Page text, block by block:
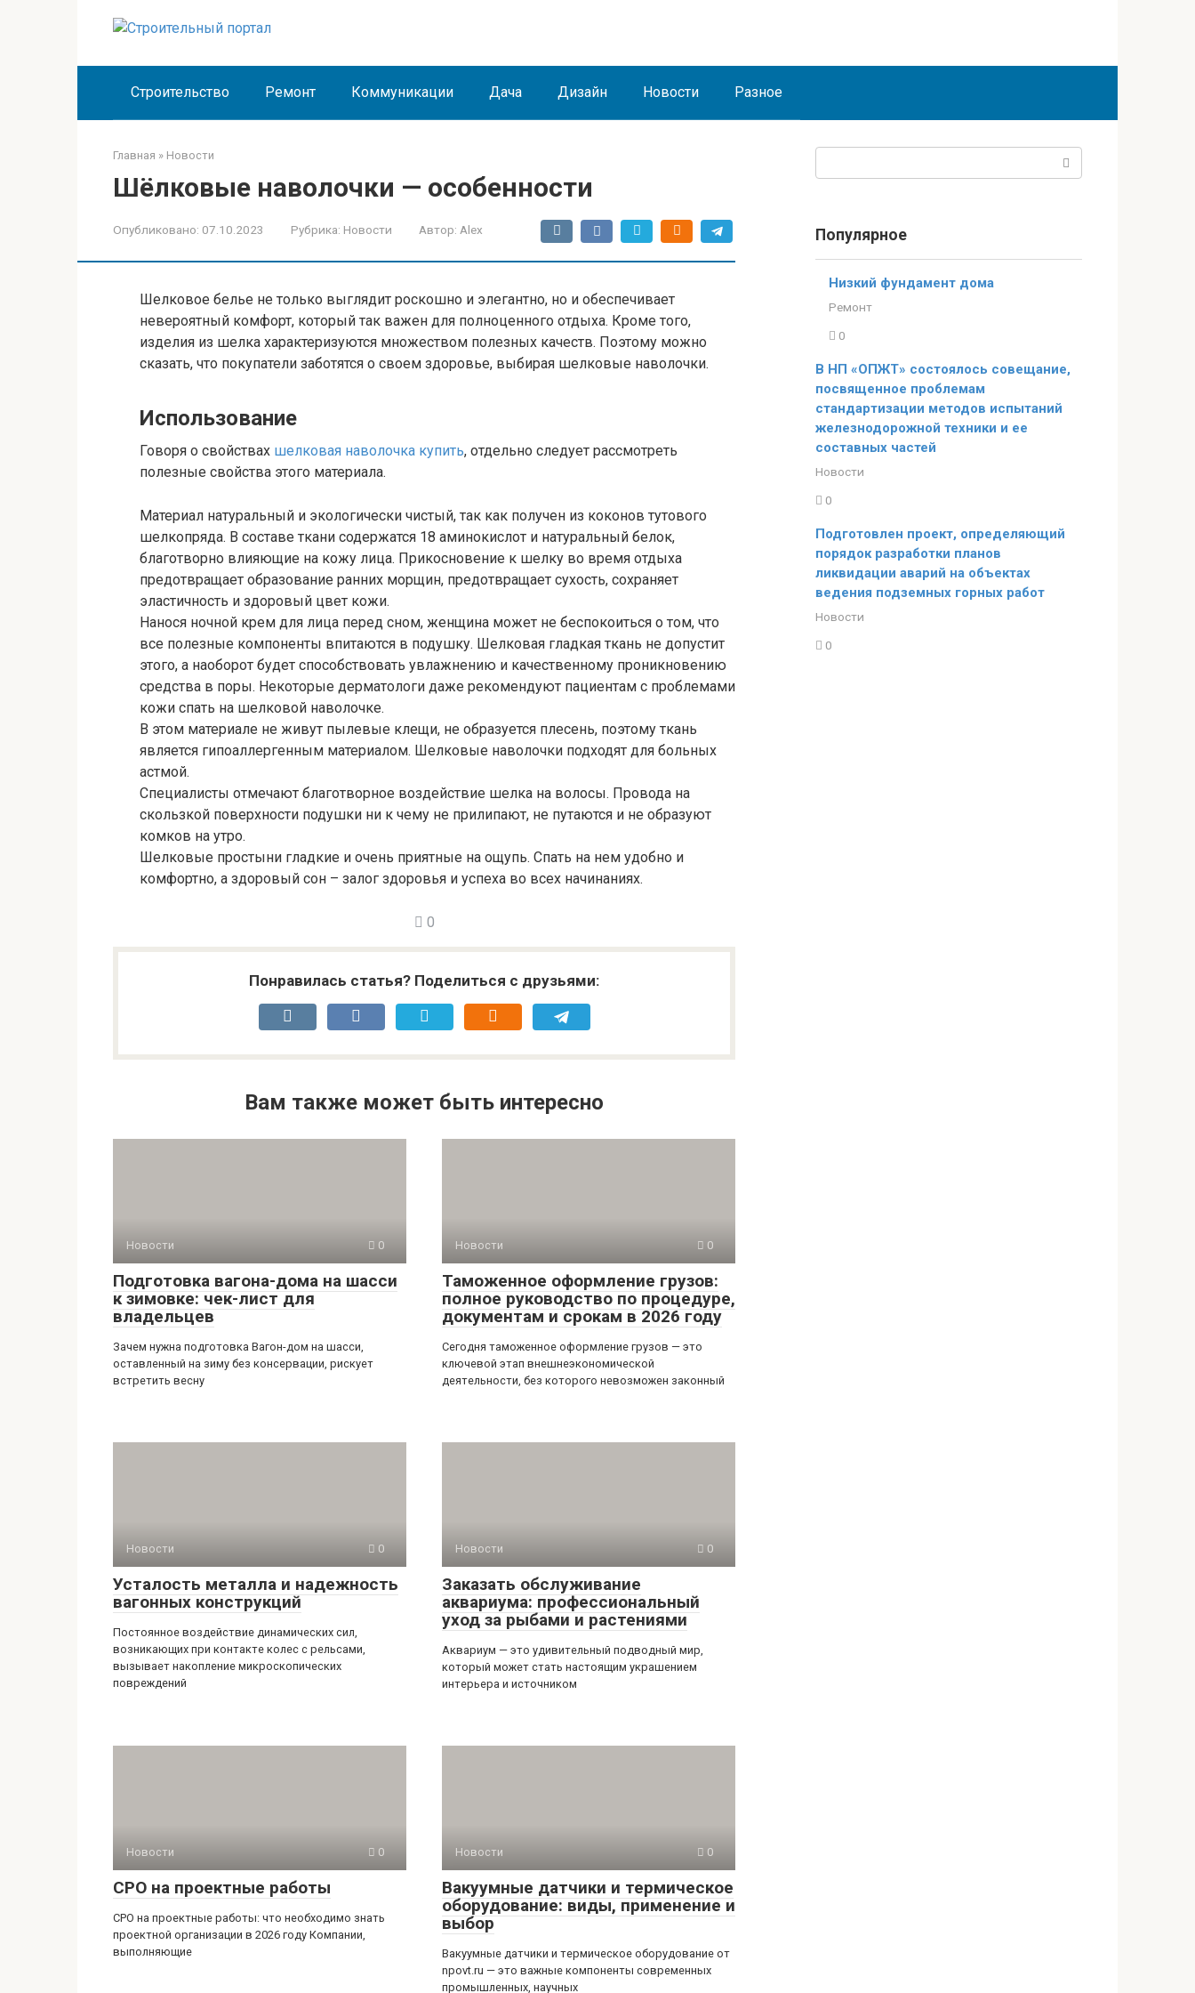
Строительство Ремонт Коммуникации Дача Дизайн Новости Разное
Главная » Новости
Шёлковые наволочки — особенности
Опубликовано: 07.10.2023 Рубрика: Новости Автор: Alex
Шелковое белье не только выглядит роскошно и элегантно, но и обеспечивает
невероятный комфорт, который так важен для полноценного отдыха. Кроме того,
изделия из шелка характеризуются множеством полезных качеств. Поэтому можно
сказать, что покупатели заботятся о своем здоровье, выбирая шелковые наволочки.
Использование
Говоря о свойствах шелковая наволочка купить, отдельно следует рассмотреть
полезные свойства этого материала.
Материал натуральный и экологически чистый, так как получен из коконов тутового
шелкопряда. В составе ткани содержатся 18 аминокислот и натуральный белок,
благотворно влияющие на кожу лица. Прикосновение к шелку во время отдыха
предотвращает образование ранних морщин, предотвращает сухость, сохраняет
эластичность и здоровый цвет кожи.
Нанося ночной крем для лица перед сном, женщина может не беспокоиться о том, что
все полезные компоненты впитаются в подушку. Шелковая гладкая ткань не допустит
этого, а наоборот будет способствовать увлажнению и качественному проникновению
средства в поры. Некоторые дерматологи даже рекомендуют пациентам с проблемами
кожи спать на шелковой наволочке.
В этом материале не живут пылевые клещи, не образуется плесень, поэтому ткань
является гипоаллергенным материалом. Шелковые наволочки подходят для больных
астмой.
Специалисты отмечают благотворное воздействие шелка на волосы. Провода на
скользкой поверхности подушки ни к чему не прилипают, не путаются и не образуют
комков на утро.
Шелковые простыни гладкие и очень приятные на ощупь. Спать на нем удобно и
комфортно, а здоровый сон – залог здоровья и успеха во всех начинаниях.
0
Понравилась статья? Поделиться с друзьями:
Вам также может быть интересно
Новости 0
Подготовка вагона-дома на шасси
к зимовке: чек-лист для
владельцев
Зачем нужна подготовка Вагон-дом на шасси,
оставленный на зиму без консервации, рискует
встретить весну
Новости 0
Таможенное оформление грузов:
полное руководство по процедуре,
документам и срокам в 2026 году
Сегодня таможенное оформление грузов — это
ключевой этап внешнеэкономической
деятельности, без которого невозможен законный
Новости 0
Усталость металла и надежность
вагонных конструкций
Постоянное воздействие динамических сил,
возникающих при контакте колес с рельсами,
вызывает накопление микроскопических
повреждений
Новости 0
Заказать обслуживание
аквариума: профессиональный
уход за рыбами и растениями
Аквариум — это удивительный подводный мир,
который может стать настоящим украшением
интерьера и источником
Новости 0
СРО на проектные работы
СРО на проектные работы: что необходимо знать
проектной организации в 2026 году Компании,
выполняющие
Новости 0
Вакуумные датчики и термическое
оборудование: виды, применение и
выбор
Вакуумные датчики и термическое оборудование от
npovt.ru — это важные компоненты современных
промышленных, научных
Популярное
Низкий фундамент дома
Ремонт
0
В НП «ОПЖТ» состоялось совещание,
посвященное проблемам
стандартизации методов испытаний
железнодорожной техники и ее
составных частей
Новости
0
Подготовлен проект, определяющий
порядок разработки планов
ликвидации аварий на объектах
ведения подземных горных работ
Новости
0